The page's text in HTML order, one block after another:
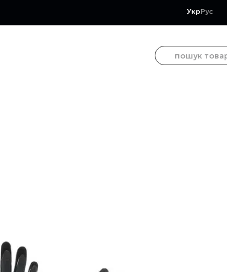
УкрРус